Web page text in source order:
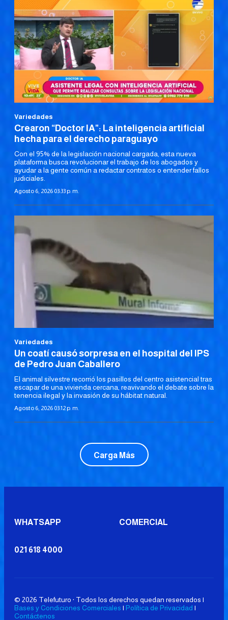
Variedades
Crearon “Doctor IA": La inteligencia artificial
hecha para el derecho paraguayo
Con el 95% de la legislación nacional cargada, esta nueva
plataforma busca revolucionar el trabajo de los abogados y
ayudar a la gente común a redactar contratos o entender fallos
judiciales.
Agosto 6, 2026 03:33 p. m.
Variedades
Un coatí causó sorpresa en el hospital del IPS
de Pedro Juan Caballero
El animal silvestre recorrió los pasillos del centro asistencial tras
escapar de una vivienda cercana, reavivando el debate sobre la
tenencia ilegal y la invasión de su hábitat natural.
Agosto 6, 2026 03:12 p. m.
Carga Más
WHATSAPP COMERCIAL
021 618 4000
© 2026 Telefuturo · Todos los derechos quedan reservados |
Bases y Condiciones Comerciales | Política de Privacidad |
Contáctenos